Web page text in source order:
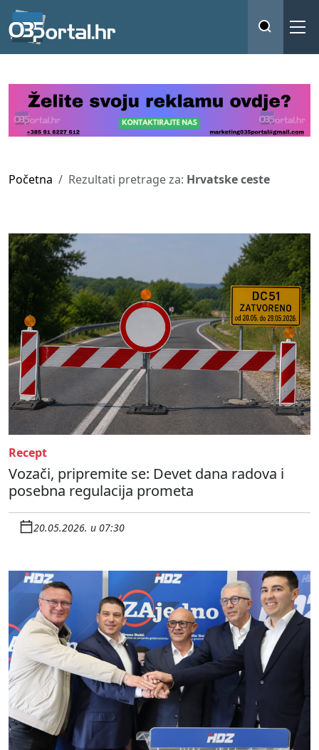
Početna Rezultati pretrage za: Hrvatske ceste
Recept
Vozači, pripremite se: Devet dana radova i
posebna regulacija prometa
20.05.2026. u 07:30